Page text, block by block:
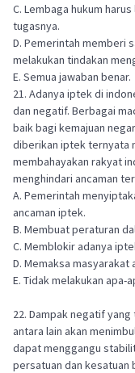
C. Lembaga hukum
tugasnya.
D. Pemerintah memberi
melakukan tindakan
E. Semua jawaban benar.
21. Adanya iptek di
dan negatif. Berbagai
baik bagi kemajuan
diberikan iptek ternyata
membahayakan rakyat
menghindari ancaman
A. Pemerintah
ancaman iptek.
B. Membuat peraturan
C. Memblokir adanya
D. Memaksa
E. Tidak melakukan apa-
22. Dampak negatif
antara lain akan
dapat menggangu
persatuan dan kesatuan